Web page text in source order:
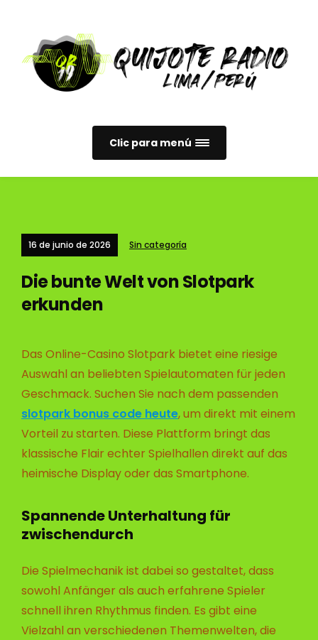
Clic para menú
16 de junio de 2026 Sin categoría
Die bunte Welt von Slotpark
erkunden
Das Online-Casino Slotpark bietet eine riesige
Auswahl an beliebten Spielautomaten für jeden
Geschmack. Suchen Sie nach dem passenden
slotpark bonus code heute, um direkt mit einem
Vorteil zu starten. Diese Plattform bringt das
klassische Flair echter Spielhallen direkt auf das
heimische Display oder das Smartphone.
Spannende Unterhaltung für
zwischendurch
Die Spielmechanik ist dabei so gestaltet, dass
sowohl Anfänger als auch erfahrene Spieler
schnell ihren Rhythmus finden. Es gibt eine
Vielzahl an verschiedenen Themenwelten, die